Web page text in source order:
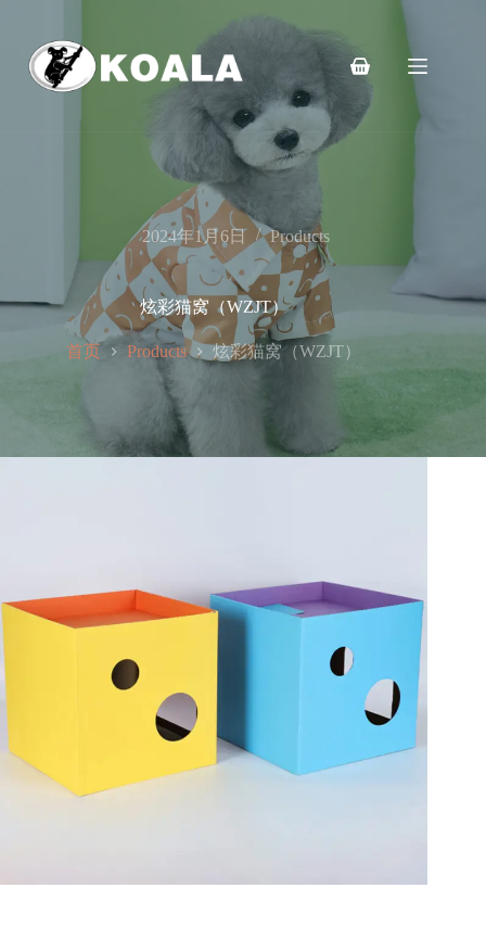
购
车
2024年1月6日 Products
炫彩猫窝（WZJT）
首页 Products 炫彩猫窝（WZJT）